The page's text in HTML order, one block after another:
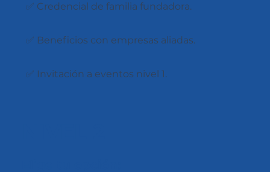
✅ Credencial de familia fundadora.
✅ Beneficios con empresas aliadas.
✅ Invitación a eventos nivel 1.